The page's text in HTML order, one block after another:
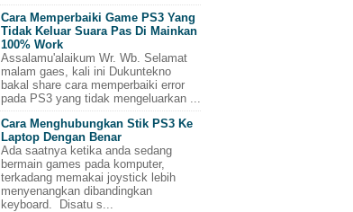
Cara Memperbaiki Game PS3 Yang
Tidak Keluar Suara Pas Di Mainkan
100% Work
Assalamu'alaikum Wr. Wb. Selamat
malam gaes, kali ini Dukuntekno
bakal share cara memperbaiki error
pada PS3 yang tidak mengeluarkan ...
Cara Menghubungkan Stik PS3 Ke
Laptop Dengan Benar
Ada saatnya ketika anda sedang
bermain games pada komputer,
terkadang memakai joystick lebih
menyenangkan dibandingkan
keyboard. Disatu s...